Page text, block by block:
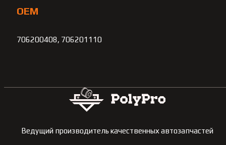
OEM
706200408, 706201110
Ведущий производитель качественных автозапчастей